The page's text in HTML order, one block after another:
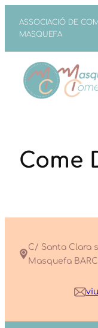
contingut
ASSOCIACIÓ DE
MASQUEFA
Come
C/ Santa Clara
Masquefa